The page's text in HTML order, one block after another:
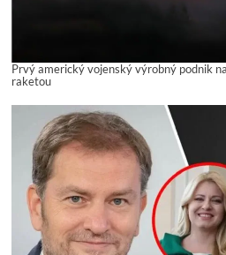
Prvý americký vojenský výrobný podnik
raketou